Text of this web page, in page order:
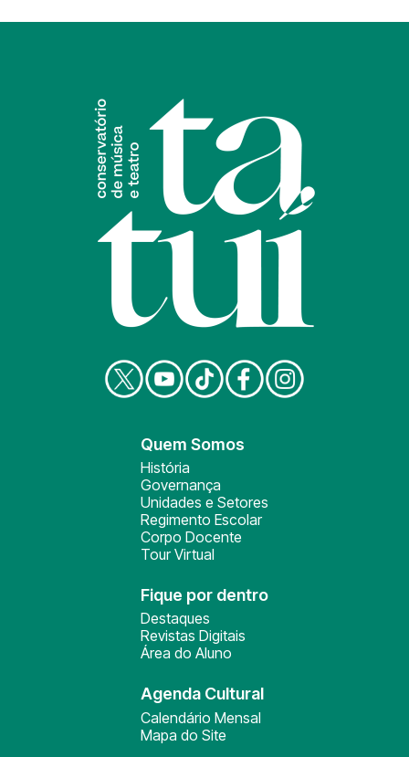
Quem Somos
História
Governança
Unidades e Setores
Regimento Escolar
Corpo Docente
Tour Virtual
Fique por dentro
Destaques
Revistas Digitais
Área do Aluno
Agenda Cultural
Calendário Mensal
Mapa do Site